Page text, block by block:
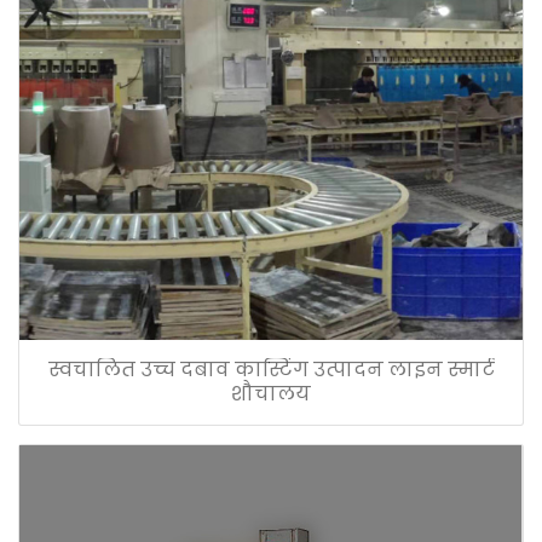
स्वचालित उच्च दबाव कास्टिंग उत्पादन लाइन स्मार्ट
शौचालय